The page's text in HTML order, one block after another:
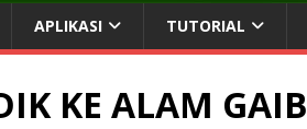
APLIKASI TUTORIAL
KE ALAM GAIB